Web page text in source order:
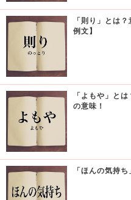
「則り」とは
例文】
「よもや」と
の意味！
「ほんの気持